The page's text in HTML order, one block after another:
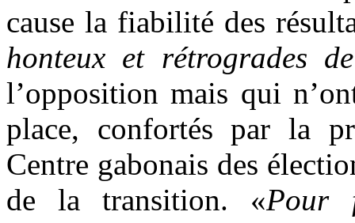
cause la fiabilité des
honteux et rétrogrades
l’opposition mais qui
place, confortés par la
Centre gabonais des
de la transition. «Pour